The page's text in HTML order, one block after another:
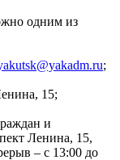
одним из
;
15;
и
Ленина, 15,
– с 13:00 до